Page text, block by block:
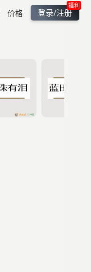
价格
福利
登录/注册